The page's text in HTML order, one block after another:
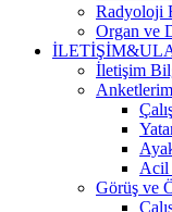
Radyoloji
Organ ve
İletişim
Acil
Görüş ve